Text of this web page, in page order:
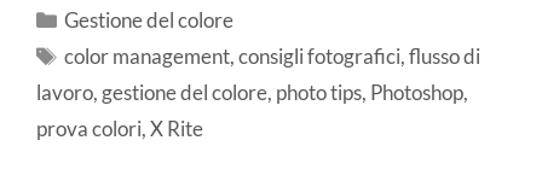
Gestione del colore
color management,consigli fotografici,flusso di
lavoro, gestione del colore, photo tips, Photoshop,
prova colori,X Rite